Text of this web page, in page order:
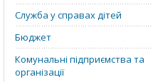
Служба у справах дітей
Бюджет
Комунальні підприємства та
організації